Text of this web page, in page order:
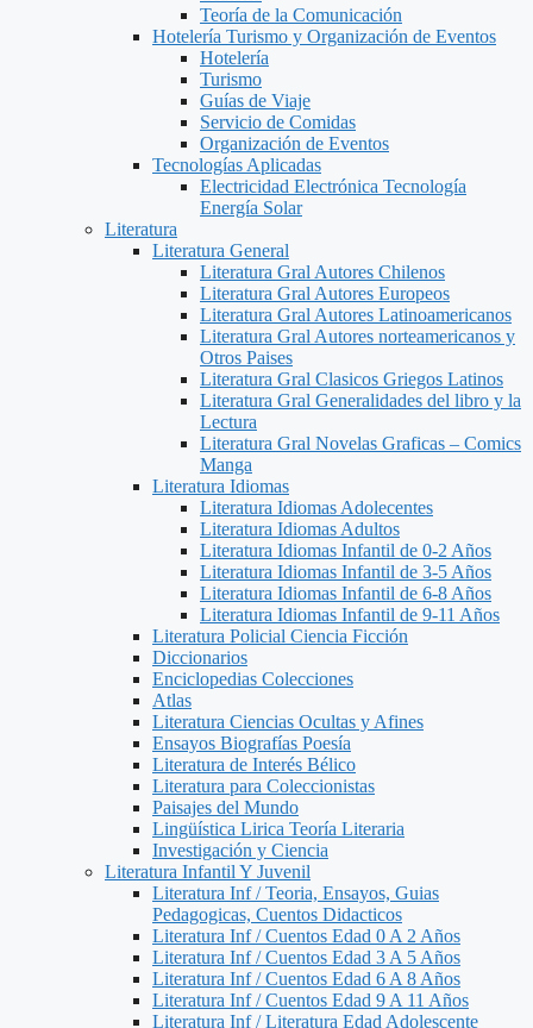
Teoría de la Comunicación
Hotelería Turismo y Organización de Eventos
Hotelería
Turismo
Guías de Viaje
Servicio de Comidas
Organización de Eventos
Tecnologías Aplicadas
Electricidad Electrónica Tecnología
Energía Solar
Literatura
Literatura General
Literatura Gral Autores Chilenos
Literatura Gral Autores Europeos
Literatura Gral Autores Latinoamericanos
Literatura Gral Autores norteamericanos y
Otros Paises
Literatura Gral Clasicos Griegos Latinos
Literatura Gral Generalidades del libro y la
Lectura
Literatura Gral Novelas Graficas – Comics
Manga
Literatura Idiomas
Literatura Idiomas Adolecentes
Literatura Idiomas Adultos
Literatura Idiomas Infantil de 0-2 Años
Literatura Idiomas Infantil de 3-5 Años
Literatura Idiomas Infantil de 6-8 Años
Literatura Idiomas Infantil de 9-11 Años
Literatura Policial Ciencia Ficción
Diccionarios
Enciclopedias Colecciones
Atlas
Literatura Ciencias Ocultas y Afines
Ensayos Biografías Poesía
Literatura de Interés Bélico
Literatura para Coleccionistas
Paisajes del Mundo
Lingüística Lirica Teoría Literaria
Investigación y Ciencia
Literatura Infantil Y Juvenil
Literatura Inf / Teoria, Ensayos, Guias
Pedagogicas, Cuentos Didacticos
Literatura Inf / Cuentos Edad 0 A 2 Años
Literatura Inf / Cuentos Edad 3 A 5 Años
Literatura Inf / Cuentos Edad 6 A 8 Años
Literatura Inf / Cuentos Edad 9 A 11 Años
Literatura Inf / Literatura Edad Adolescente